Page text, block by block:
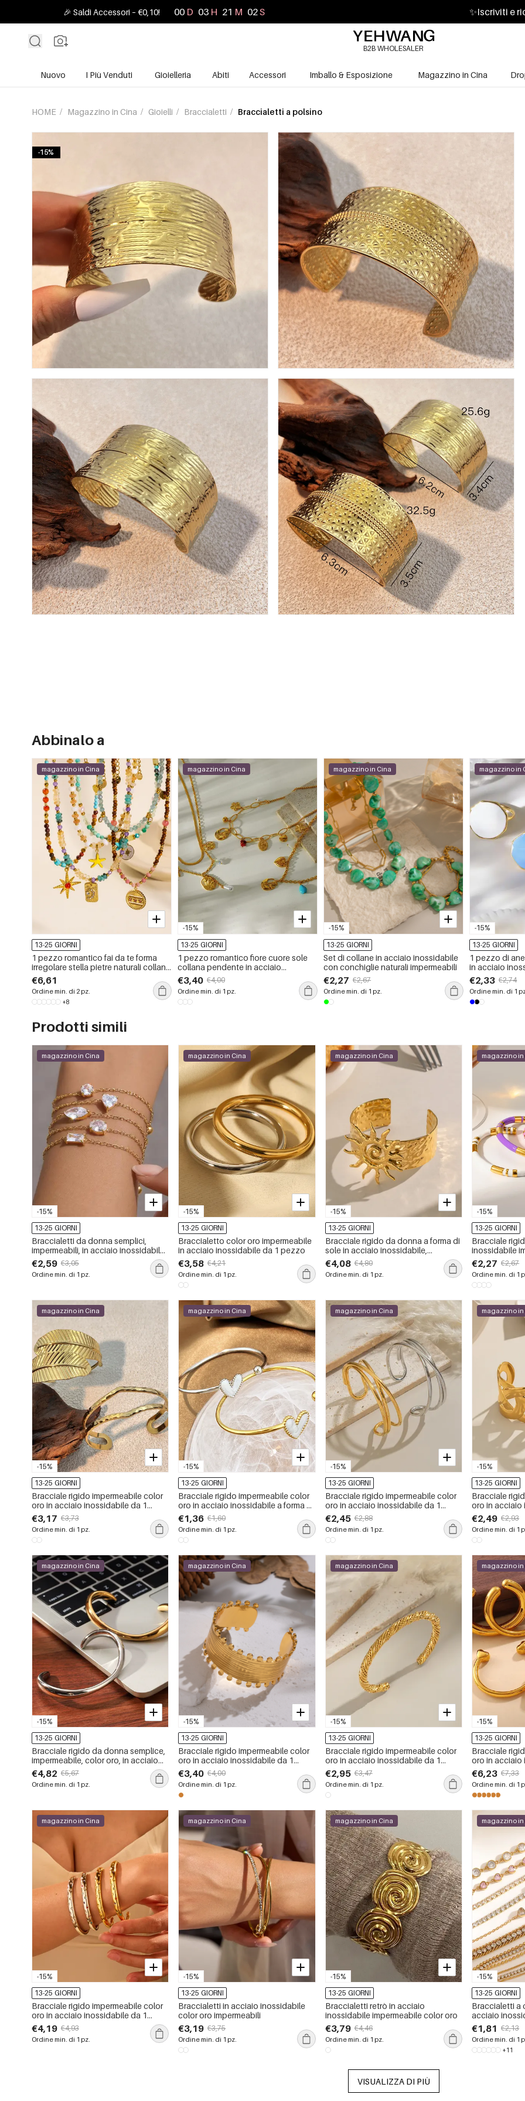
🎉 Saldi Accessori – €0,10! 00 D 03 H 20 M 59S ✨Iscriviti e
B2B WHOLESALER
Nuovo I Più Venduti Gioielleria Abiti Accessori Imballo & Esposizione Magazzino in Cina
HOME / Magazzino in Cina / Gioielli / Braccialetti / Braccialetti a polsino
-15%
Abbinalo a
magazzino in Cina
13-25 GIORNI
1 pezzo romantico fai da te forma
irregolare stella pietre naturali collane
di perline da donna
€6,61
Ordine min. di 2 pz.
+8
-15%
magazzino in Cina
13-25 GIORNI
1 pezzo romantico fiore cuore sole
collana pendente in acciaio
inossidabile impermeabile da donna
€3,40 €4,00
Ordine min. di 1 pz.
-15%
magazzino in Cina
13-25 GIORNI
Set di collane in acciaio inossidabile
con conchiglie naturali impermeabili
€2,27 €2,67
Ordine min. di 1 pz.
-15%
magazzino in
13-25 GIORNI
1 pezzo di
in acciaio
impermeabile
€2,33 €2,74
Ordine min. di 1
Prodotti simili
-15%
magazzino in Cina
13-25 GIORNI
Braccialetti da donna semplici,
impermeabili, in acciaio inossidabile
color oro con ciondoli e zirconi.
€2,59 €3,05
Ordine min. di 1 pz.
-15%
magazzino in Cina
13-25 GIORNI
Braccialetto color oro impermeabile
in acciaio inossidabile da 1 pezzo
€3,58 €4,21
Ordine min. di 1 pz.
-15%
magazzino in Cina
13-25 GIORNI
Bracciale rigido da donna a forma di
sole in acciaio inossidabile,
impermeabile, color oro.
€4,08 €4,80
Ordine min. di 1 pz.
-15%
magazzino in
13-25 GIORNI
Bracciale
inossidabile
€2,27 €2,67
Ordine min. di 1
-15%
magazzino in Cina
13-25 GIORNI
Bracciale rigido impermeabile color
oro in acciaio inossidabile da 1
pezzo
€3,17 €3,73
Ordine min. di 1 pz.
-15%
magazzino in Cina
13-25 GIORNI
Bracciale rigido impermeabile color
oro in acciaio inossidabile a forma di
cuore, 1 pezzo
€1,36 €1,60
Ordine min. di 1 pz.
-15%
magazzino in Cina
13-25 GIORNI
Bracciale rigido impermeabile color
oro in acciaio inossidabile da 1
pezzo
€2,45 €2,88
Ordine min. di 1 pz.
-15%
magazzino in
13-25 GIORNI
Bracciale
oro in acciaio
pezzo
€2,49 €2,93
Ordine min. di 1
-15%
magazzino in Cina
13-25 GIORNI
Bracciale rigido da donna semplice,
impermeabile, color oro, in acciaio
inossidabile.
€4,82 €5,67
Ordine min. di 1 pz.
-15%
magazzino in Cina
13-25 GIORNI
Bracciale rigido impermeabile color
oro in acciaio inossidabile da 1
pezzo
€3,40 €4,00
Ordine min. di 1 pz.
-15%
magazzino in Cina
13-25 GIORNI
Bracciale rigido impermeabile color
oro in acciaio inossidabile da 1
pezzo
€2,95 €3,47
Ordine min. di 1 pz.
-15%
magazzino in
13-25 GIORNI
Bracciale
oro in acciaio
pezzo
€6,23 €7,33
Ordine min. di 1
-15%
magazzino in Cina
13-25 GIORNI
Bracciale rigido impermeabile color
oro in acciaio inossidabile da 1
pezzo
€4,19 €4,93
Ordine min. di 1 pz.
-15%
magazzino in Cina
13-25 GIORNI
Braccialetti in acciaio inossidabile
color oro impermeabili
€3,19 €3,75
Ordine min. di 1 pz.
-15%
magazzino in Cina
13-25 GIORNI
Braccialetti retrò in acciaio
inossidabile impermeabile color oro
€3,79 €4,46
Ordine min. di 1 pz.
-15%
magazzino in
13-25 GIORNI
Braccialetti a
acciaio
impermeabili,
€1,81 €2,13
Ordine min. di 1
+11
VISUALIZZA DI PIÙ